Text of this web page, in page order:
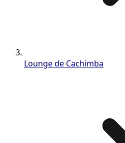
Lounge de Cachimba